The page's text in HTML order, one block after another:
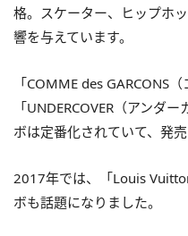
格。スケーター、ヒップホ
響を与えています。
「COMME des GARCONS
「UNDERCOVER（アンダ
ボは定番化されていて、発
2017年では、「Louis
ボも話題になりました。